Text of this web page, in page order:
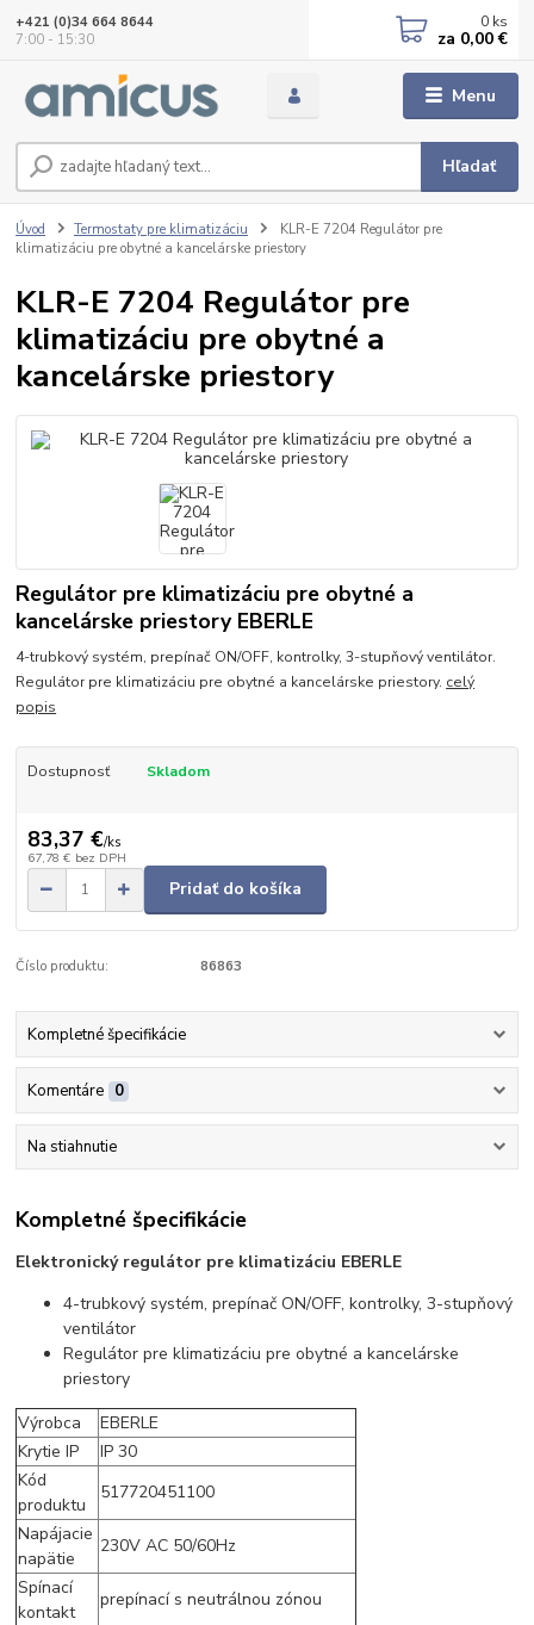
Menu
Hľadať
+421 (0)34 664 8644
7:00 - 15:30
0 ks
za 0,00 €
Úvod Termostaty pre klimatizáciu
KLR-E 7204 Regulátor pre
klimatizáciu pre obytné a kancelárske priestory
KLR-E 7204 Regulátor pre
klimatizáciu pre obytné a
kancelárske priestory
Regulátor pre klimatizáciu pre obytné a
kancelárske priestory EBERLE
4-trubkový systém, prepínač ON/OFF, kontrolky, 3-stupňový ventilátor.
Regulátor pre klimatizáciu pre obytné a kancelárske priestory. celý
popis
Dostupnosť Skladom
83,37 €/ks
67,78 € bez DPH
Pridať do košíka
Číslo produktu: 86863
Kompletné špecifikácie
Komentáre 0
Na stiahnutie
Kompletné špecifikácie
Elektronický regulátor pre klimatizáciu EBERLE
4-trubkový systém, prepínač ON/OFF, kontrolky, 3-stupňový
ventilátor
Regulátor pre klimatizáciu pre obytné a kancelárske
priestory
Výrobca
EBERLE
Krytie IP
IP 30
Kód
produktu
517720451100
Napájacie
napätie
230V AC 50/60Hz
Spínací
kontakt
prepínací s neutrálnou zónou